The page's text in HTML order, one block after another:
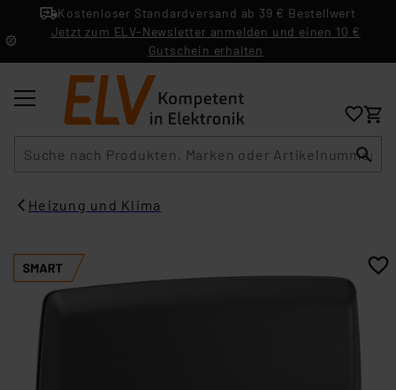
Kostenloser Standardversand ab 39 € Bestellwert
Jetzt zum ELV-Newsletter anmelden und einen 10 €
Gutschein erhalten
Heizung und Klima